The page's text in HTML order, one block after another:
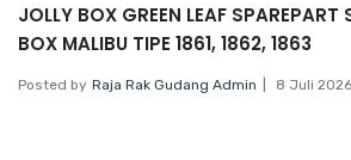
JOLLY BOX GREEN LEAF SPAREPART
BOX MALIBU TIPE 1861, 1862, 1863
Posted by Raja Rak Gudang Admin 8 Juli 2026